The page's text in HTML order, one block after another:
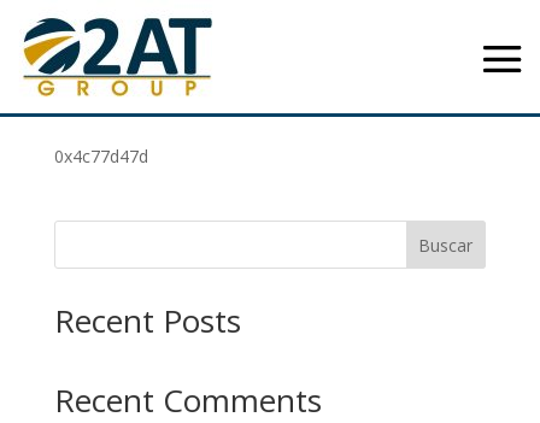
0x4c77d47d
| Sep 9, 2025 |
0x4c77d47d
Buscar
Recent Posts
Recent Comments